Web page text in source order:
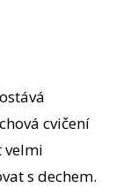
cvičení
velmi
s dechem.